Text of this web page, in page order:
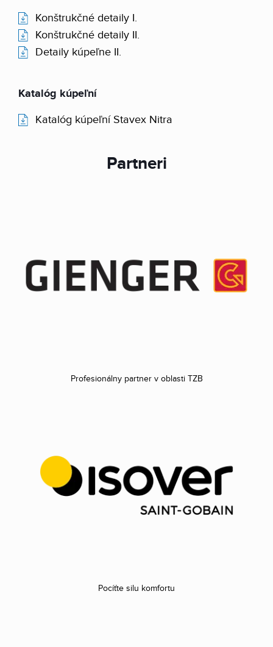
Konštrukčné detaily I.
Konštrukčné detaily II.
Detaily kúpeľne II.
Katalóg kúpeľní
Katalóg kúpeľní Stavex Nitra
Partneri
Profesionálny partner v oblasti TZB
Pocíťte silu komfortu